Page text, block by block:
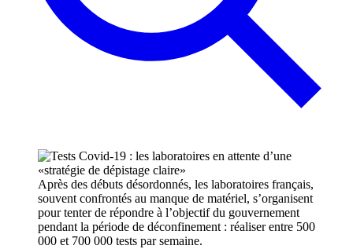
Après des débuts désordonnés, les laboratoires français,
souvent confrontés au manque de matériel, s’organisent
pour tenter de répondre à l’objectif du gouvernement
pendant la période de déconfinement : réaliser entre 500
000 et 700 000 tests par semaine.